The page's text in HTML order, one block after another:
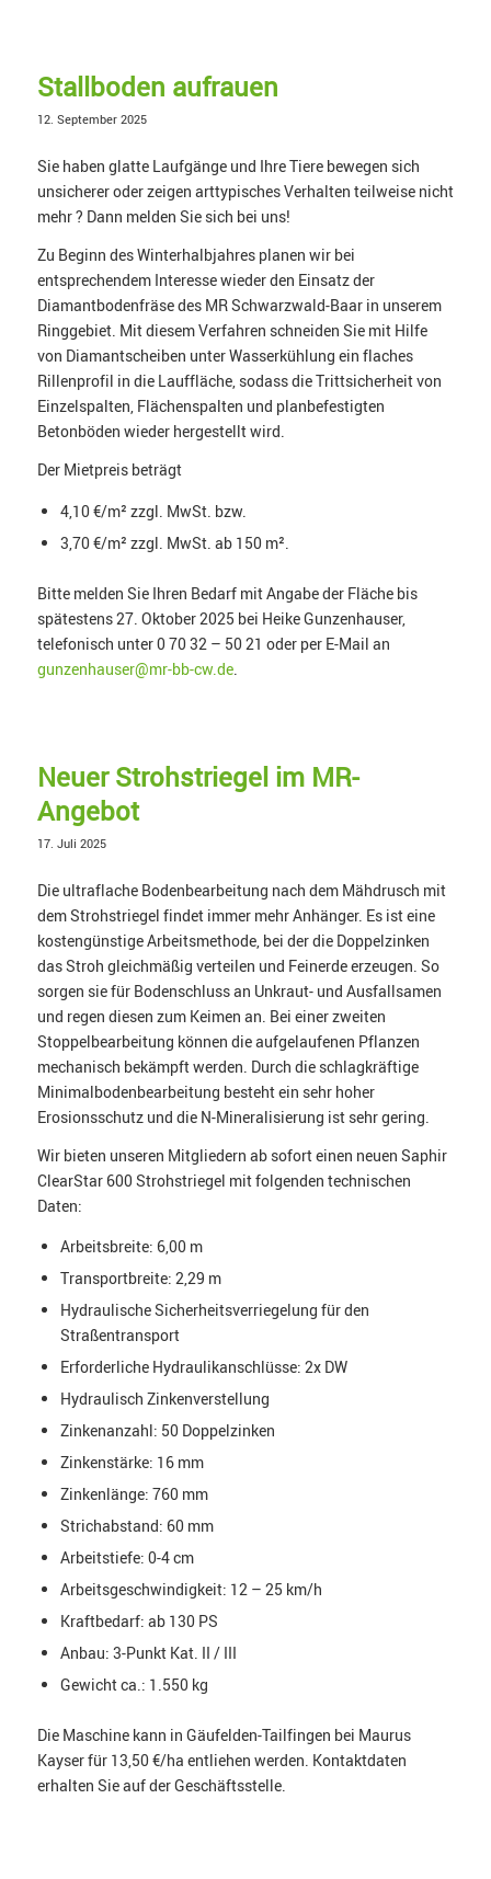
Stallboden aufrauen
12. September 2025
Sie haben glatte Laufgänge und Ihre Tiere bewegen sich
unsicherer oder zeigen arttypisches Verhalten teilweise nicht
mehr ? Dann melden Sie sich bei uns!
Zu Beginn des Winterhalbjahres planen wir bei
entsprechendem Interesse wieder den Einsatz der
Diamantbodenfräse des MR Schwarzwald-Baar in unserem
Ringgebiet. Mit diesem Verfahren schneiden Sie mit Hilfe
von Diamantscheiben unter Wasserkühlung ein flaches
Rillenprofil in die Lauffläche, sodass die Trittsicherheit von
Einzelspalten, Flächenspalten und planbefestigten
Betonböden wieder hergestellt wird.
Der Mietpreis beträgt
4,10 €/m² zzgl. MwSt. bzw.
3,70 €/m² zzgl. MwSt. ab 150 m².
Bitte melden Sie Ihren Bedarf mit Angabe der Fläche bis
spätestens 27. Oktober 2025 bei Heike Gunzenhauser,
telefonisch unter 0 70 32 – 50 21 oder per E-Mail an
gunzenhauser@mr-bb-cw.de.
Neuer Strohstriegel im MR-
Angebot
17. Juli 2025
Die ultraflache Bodenbearbeitung nach dem Mähdrusch mit
dem Strohstriegel findet immer mehr Anhänger. Es ist eine
kostengünstige Arbeitsmethode, bei der die Doppelzinken
das Stroh gleichmäßig verteilen und Feinerde erzeugen. So
sorgen sie für Bodenschluss an Unkraut- und Ausfallsamen
und regen diesen zum Keimen an. Bei einer zweiten
Stoppelbearbeitung können die aufgelaufenen Pflanzen
mechanisch bekämpft werden. Durch die schlagkräftige
Minimalbodenbearbeitung besteht ein sehr hoher
Erosionsschutz und die N-Mineralisierung ist sehr gering.
Wir bieten unseren Mitgliedern ab sofort einen neuen Saphir
ClearStar 600 Strohstriegel mit folgenden technischen
Daten:
Arbeitsbreite: 6,00 m
Transportbreite: 2,29 m
Hydraulische Sicherheitsverriegelung für den
Straßentransport
Erforderliche Hydraulikanschlüsse: 2x DW
Hydraulisch Zinkenverstellung
Zinkenanzahl: 50 Doppelzinken
Zinkenstärke: 16 mm
Zinkenlänge: 760 mm
Strichabstand: 60 mm
Arbeitstiefe: 0-4 cm
Arbeitsgeschwindigkeit: 12 – 25 km/h
Kraftbedarf: ab 130 PS
Anbau: 3-Punkt Kat. II / III
Gewicht ca.: 1.550 kg
Die Maschine kann in Gäufelden-Tailfingen bei Maurus
Kayser für 13,50 €/ha entliehen werden. Kontaktdaten
erhalten Sie auf der Geschäftsstelle.